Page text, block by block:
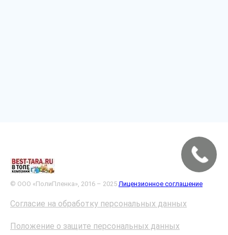
© ООО «ПолиПленка», 2016 – 2025 Лицензионное соглашение
Согласие на обработку персональных данных
Положение о защите персональных данных